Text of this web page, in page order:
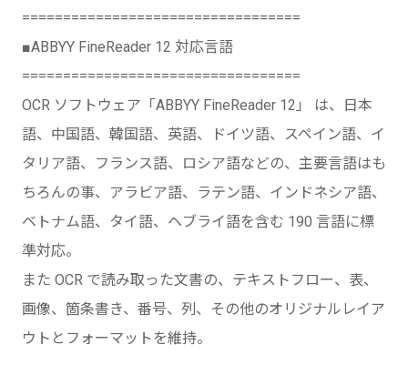
==================================
■ABBYY FineReader 12 対応言語
==================================
OCR ソフトウェア「ABBYY FineReader 12」 は、日本
語、中国語、韓国語、英語、ドイツ語、スペイン語、イ
タリア語、フランス語、ロシア語などの、主要言語はも
ちろんの事、アラビア語、ラテン語、インドネシア語、
ベトナム語、タイ語、ヘブライ語を含む 190 言語に標
準対応。
また OCR で読み取った文書の、テキストフロー、表、
画像、箇条書き、番号、列、その他のオリジナルレイア
ウトとフォーマットを維持。